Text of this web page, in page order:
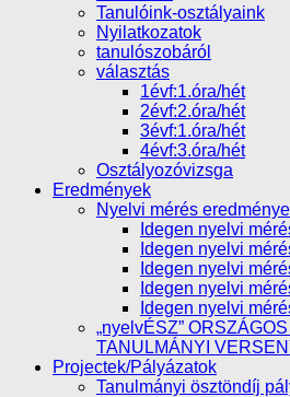
Tanulóink-osztályaink
Nyilatkozatok
tanulószobáról
választás
1évf:1.óra/hét
2évf:2.óra/hét
3évf:1.óra/hét
4évf:3.óra/hét
Osztályozóvizsga
Eredmények
Nyelvi mérés
Idegen nyelvi
Idegen nyelvi
Idegen nyelvi
Idegen nyelvi
Idegen nyelvi
„nyelvÉSZ”
TANULMÁNYI
Projectek/Pályázatok
Tanulmányi ösztöndíj